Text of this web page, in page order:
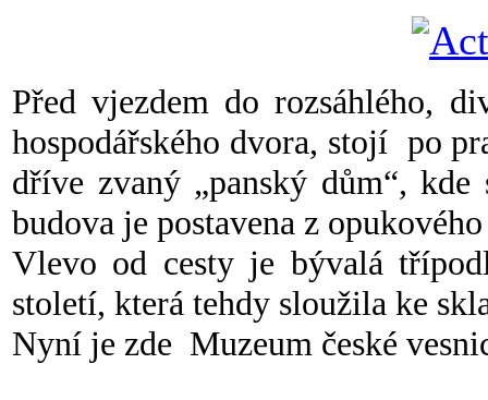
Před vjezdem do rozsáhlého,
hospodářského dvora, stojí po
dříve zvaný „panský dům“,
budova je postavena z
Vlevo od cesty je bývalá
století, která tehdy sloužila ke
Nyní je zde Muzeum české